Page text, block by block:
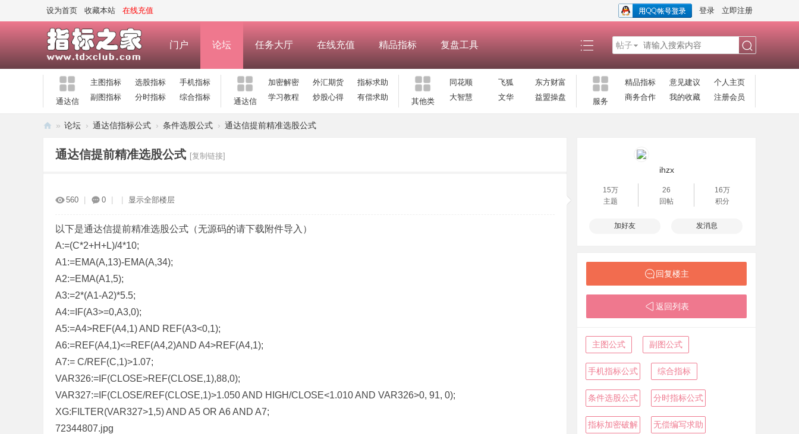
设为首页 收藏本站 在线充值 登录 立即注册
门户 论坛 任务大厅 在线充值 精品指标 复盘工具 帖子
通达信
主图指标 选股指标
手机指标
副图指标
分时指标 综合指标 通达信
加密解密 外汇期货
指标求助
学习教程
炒股心得 有偿求助 其他类
同花顺 飞狐
东方财富
大智慧
文华 益盟操盘 服务
精品指标 意见建议
个人主页
商务合作
我的收藏 注册会员
» 论坛 › 通达信指标公式 › 条件选股公式 › 通达信提前精准选股公式
通达信提前精准选股公式 [复制链接]
560 0 显示全部楼层
以下是通达信提前精准选股公式（无源码的请下载附件导入）
A:=(C*2+H+L)/4*10;
A1:=EMA(A,13)-EMA(A,34);
A2:=EMA(A1,5);
A3:=2*(A1-A2)*5.5;
A4:=IF(A3>=0,A3,0);
A5:=A4>REF(A4,1) AND REF(A3<0,1);
A6:=REF(A4,1)<=REF(A4,2)AND A4>REF(A4,1);
A7:= C/REF(C,1)>1.07;
VAR326:=IF(CLOSE>REF(CLOSE,1),88,0);
VAR327:=IF(CLOSE/REF(CLOSE,1)>1.050 AND HIGH/CLOSE<1.010 AND VAR326>0, 91, 0);
XG:FILTER(VAR327>1,5) AND A5 OR A6 AND A7;
72344807.jpg
ihzx
15万
主题
26
回帖
16万
积分
加好友 发消息
回复楼主
返回列表
主图公式 副图公式
手机指标公式 综合指标
条件选股公式 分时指标公式
指标加密破解 无偿编写求助